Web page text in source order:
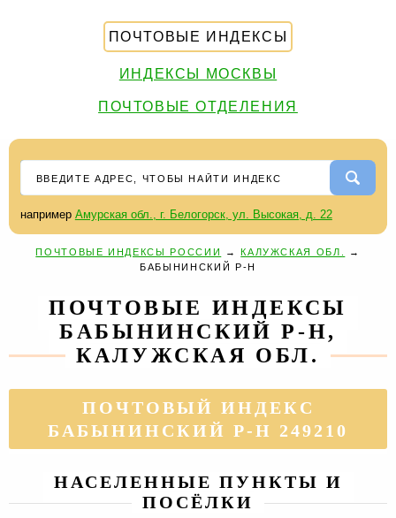
ПОЧТОВЫЕ ИНДЕКСЫ
ИНДЕКСЫ МОСКВЫ
ПОЧТОВЫЕ ОТДЕЛЕНИЯ
например Амурская обл., г. Белогорск, ул. Высокая, д. 22
ПОЧТОВЫЕ ИНДЕКСЫ РОССИИ →КАЛУЖСКАЯ ОБЛ.
→
БАБЫНИНСКИЙ Р-Н
ПОЧТОВЫЕ ИНДЕКСЫ
БАБЫНИНСКИЙ Р-Н,
КАЛУЖСКАЯ ОБЛ.
ПОЧТОВЫЙ ИНДЕКС
БАБЫНИНСКИЙ Р-Н 249210
НАСЕЛЕННЫЕ ПУНКТЫ И
ПОСЁЛКИ